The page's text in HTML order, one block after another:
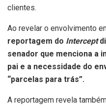
clientes.
Ao revelar o envolvimento
reportagem do Intercept
senador que menciona a
pai e a necessidade do
“parcelas para trás”.
A reportagem revela